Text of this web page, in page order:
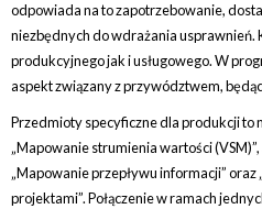
odpowiada na to zapotrzebowanie,
niezbędnych do wdrażania usprawnień.
produkcyjnego jak i usługowego. W
aspekt związany z przywództwem,
Przedmioty specyficzne dla produkcji to
„Mapowanie strumienia wartości
„Mapowanie przepływu informacji”
projektami”. Połączenie w ramach